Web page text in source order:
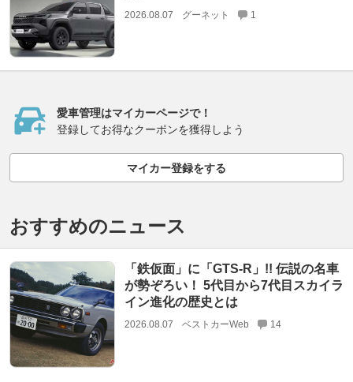
2026.08.07 グーネット 1
愛車管理はマイカーページで！
登録してお得なクーポンを獲得しよう
マイカー登録をする
おすすめのニュース
「鉄仮面」に「GTS-R」!! 伝説の名車
が勢ぞろい！ 5代目から7代目スカイラ
イン進化の歴史とは
2026.08.07 ベストカーWeb 14